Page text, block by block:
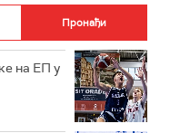
на ЕП у